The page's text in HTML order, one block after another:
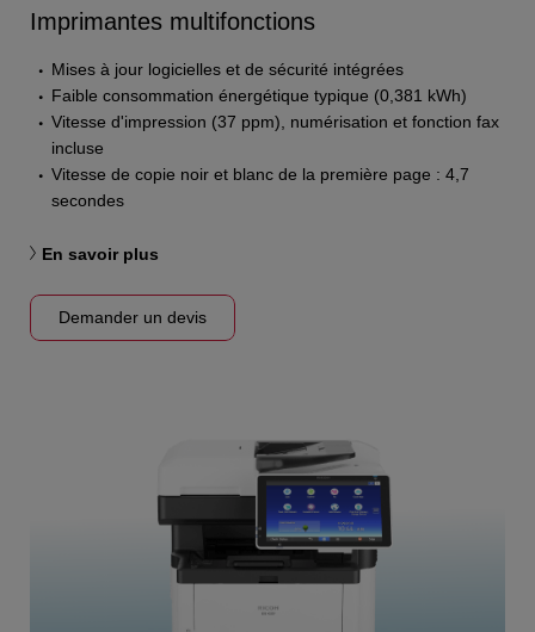
Imprimantes multifonctions
Mises à jour logicielles et de sécurité intégrées
Faible consommation énergétique typique (0,381 kWh)
Vitesse d'impression (37 ppm), numérisation et fonction fax
incluse
Vitesse de copie noir et blanc de la première page : 4,7
secondes
En savoir plus
Demander un devis